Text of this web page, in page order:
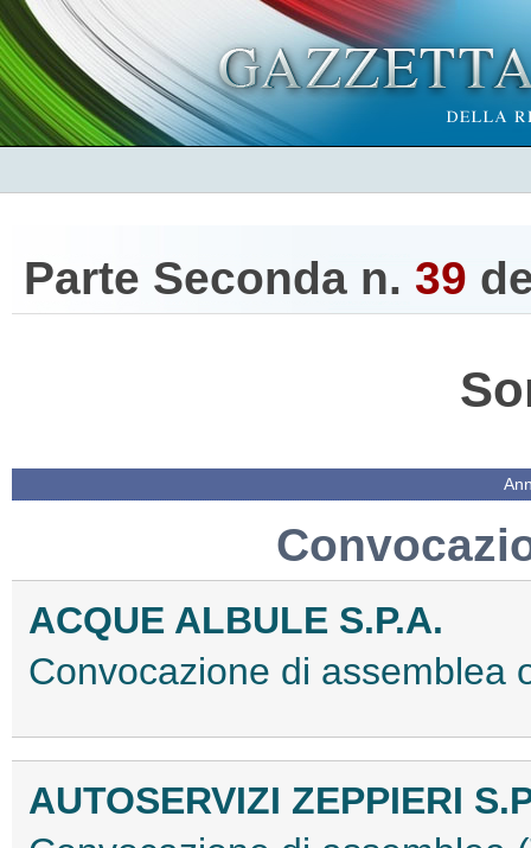
Parte Seconda n. 39
ACQUE ALBULE S.P.A.
Convocazione di assemblea
AUTOSERVIZI ZEPPIERI